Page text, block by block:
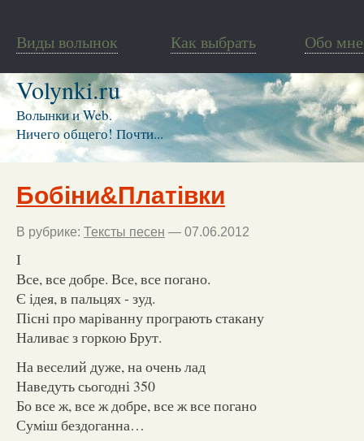
Виды волынок Как выбрать Обо мне
Volynki.ru
Волынки и Web.
Ничего общего! Почти...
Бобіни&Платівки
В рубрике: Тексты песен — 07.06.2012
І
Все, все добре. Все, все погано.
Є ідея, в пальцях - зуд.
Пісні про маріванну програють стакану
Наливає з горкою Брут.
На веселий дуже, на очень лад
Наведуть сьогодні 350
Бо все ж, все ж добре, все ж все погано
Суміш бездоганна…